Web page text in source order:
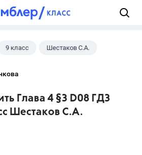
9 класс Шестаков С.А.
Глава 4 §3 D08 ГДЗ
Шестаков С.А.